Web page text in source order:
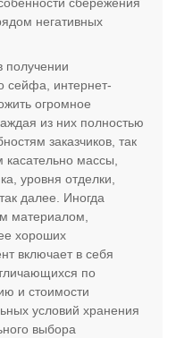
негативных
сейфа, интернет-
огромное
из них полностью
заказчиков, так
массы,
уровня отделки,
далее. Иногда
материалом,
хороших
включает в себя
по
и стоимости
условий хранения
выбора